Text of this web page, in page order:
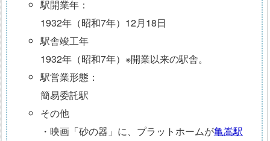
駅開業年：
1932年（昭和7年）12月18日
駅舎竣工年
1932年（昭和7年）※開業以来の駅舎。
駅営業形態：
簡易委託駅
その他
・映画「砂の器」に、プラットホームが亀嵩駅